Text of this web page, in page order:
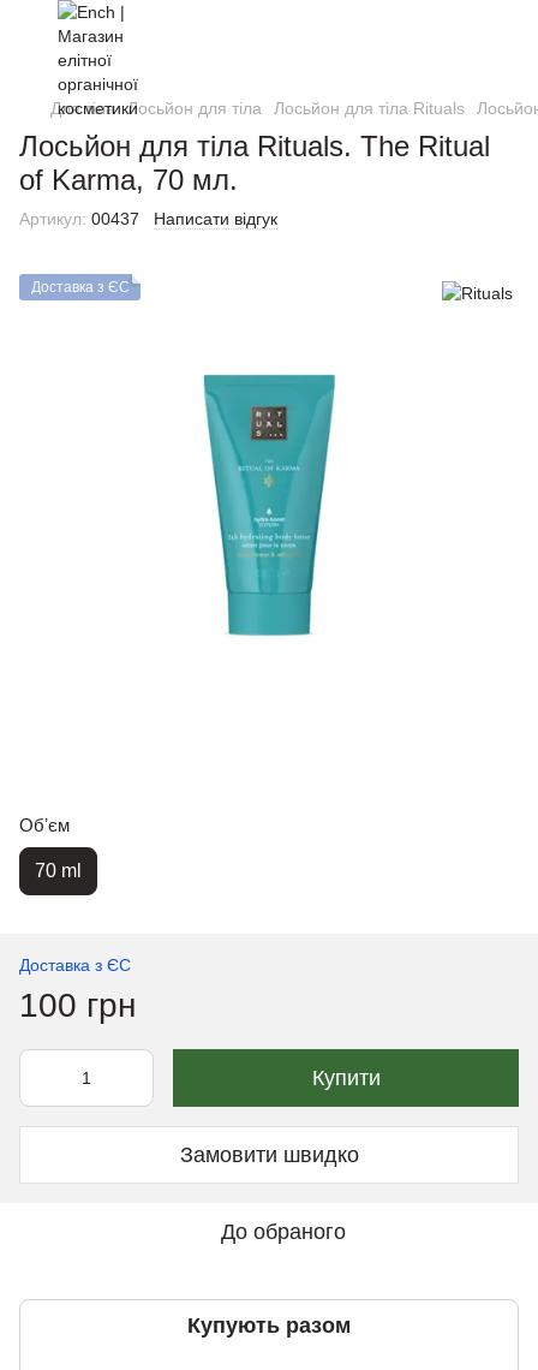
Для тіла Лосьйон для тіла Лосьйон для тіла Rituals
Лосьйон для тіла Rituals. The Ritual
of Karma, 70 мл.
Артикул: 00437 Написати відгук
Доставка з ЄС
Обʼєм
70 ml
Доставка з ЄС
100 грн
Купити
Замовити швидко
До обраного
Купують разом